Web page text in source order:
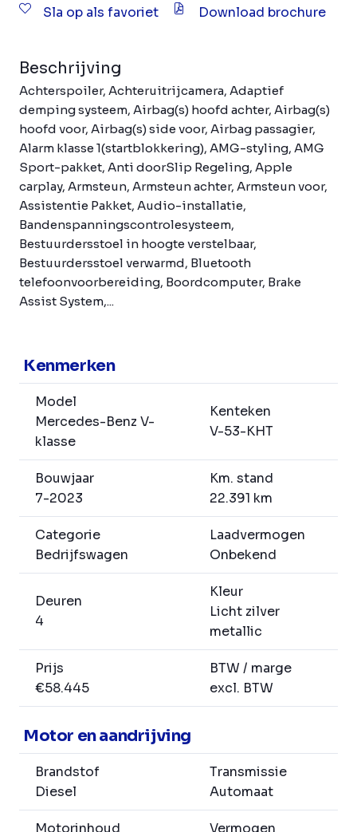
Sla op als favoriet Download brochure
Beschrijving
Achterspoiler, Achteruitrijcamera, Adaptief
demping systeem, Airbag(s) hoofd achter, Airbag(s)
hoofd voor, Airbag(s) side voor, Airbag passagier,
Alarm klasse 1(startblokkering), AMG-styling, AMG
Sport-pakket, Anti doorSlip Regeling, Apple
carplay, Armsteun, Armsteun achter, Armsteun voor,
Assistentie Pakket, Audio-installatie,
Bandenspanningscontrolesysteem,
Bestuurdersstoel in hoogte verstelbaar,
Bestuurdersstoel verwarmd, Bluetooth
telefoonvoorbereiding, Boordcomputer, Brake
Assist System,...
Kenmerken
Model
Mercedes-Benz V-
klasse
Kenteken
V-53-KHT
Bouwjaar
7-2023
Km. stand
22.391 km
Categorie
Bedrijfswagen
Laadvermogen
Onbekend
Deuren
4
Kleur
Licht zilver
metallic
Prijs
€58.445
BTW / marge
excl. BTW
Motor en aandrijving
Brandstof
Diesel
Transmissie
Automaat
Motorinhoud
Vermogen